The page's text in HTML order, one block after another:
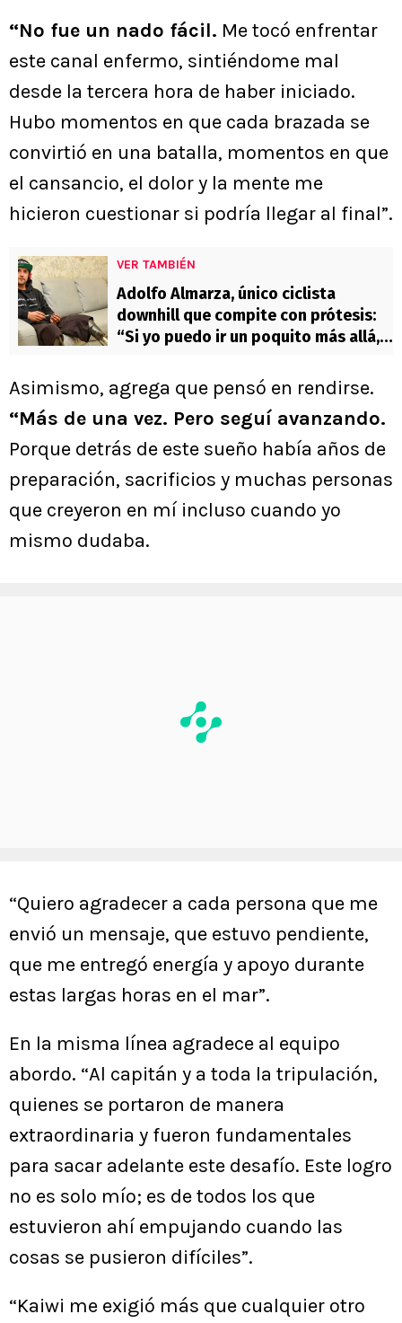
“No fue un nado fácil. Me tocó enfrentar
este canal enfermo, sintiéndome mal
desde la tercera hora de haber iniciado.
Hubo momentos en que cada brazada se
convirtió en una batalla, momentos en que
el cansancio, el dolor y la mente me
hicieron cuestionar si podría llegar al final”.
VER TAMBIÉN
Adolfo Almarza, único ciclista
downhill que compite con prótesis:
“Si yo puedo ir un poquito más allá,
Asimismo, agrega que pensó en rendirse.
“Más de una vez. Pero seguí avanzando.
Porque detrás de este sueño había años de
preparación, sacrificios y muchas personas
que creyeron en mí incluso cuando yo
mismo dudaba.
“Quiero agradecer a cada persona que me
envió un mensaje, que estuvo pendiente,
que me entregó energía y apoyo durante
estas largas horas en el mar”.
En la misma línea agradece al equipo
abordo. “Al capitán y a toda la tripulación,
quienes se portaron de manera
extraordinaria y fueron fundamentales
para sacar adelante este desafío. Este logro
no es solo mío; es de todos los que
estuvieron ahí empujando cuando las
cosas se pusieron difíciles”.
“Kaiwi me exigió más que cualquier otro